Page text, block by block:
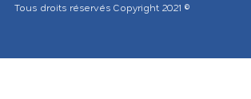
Tous droits réservés Copyright 2021 ©